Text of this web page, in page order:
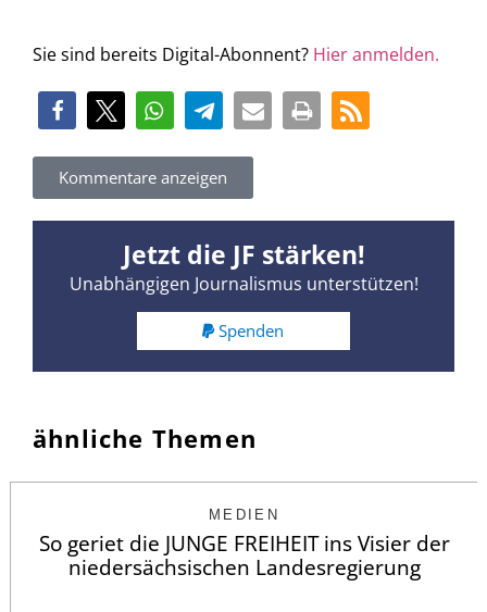
Sie sind bereits Digital-Abonnent? Hier anmelden.
Kommentare anzeigen
Jetzt die JF stärken!
Unabhängigen Journalismus unterstützen!
Spenden
ähnliche Themen
MEDIEN
So geriet die JUNGE FREIHEIT ins Visier der
niedersächsischen Landesregierung